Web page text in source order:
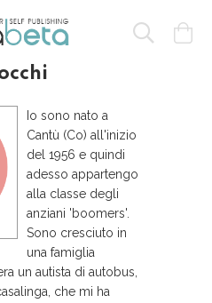
Io sono nato a
Cantù (Co) all'inizio
del 1956 e quindi
adesso appartengo
alla classe degli
anziani 'boomers'.
Sono cresciuto in
una famiglia
un autista di autobus,
che mi ha